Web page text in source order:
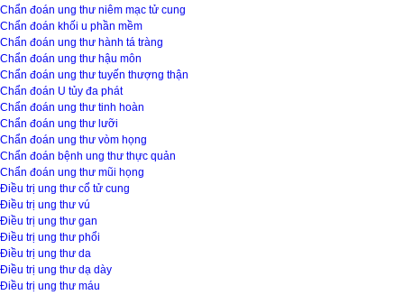
Chẩn đoán ung thư niêm mạc tử cung
Chẩn đoán khối u phần mềm
Chẩn đoán ung thư hành tá tràng
Chẩn đoán ung thư hậu môn
Chẩn đoán ung thư tuyến thượng thận
Chẩn đoán U tủy đa phát
Chẩn đoán ung thư tinh hoàn
Chẩn đoán ung thư lưỡi
Chẩn đoán ung thư vòm họng
Chẩn đoán bệnh ung thư thực quản
Chẩn đoán ung thư mũi họng
Điều trị ung thư cổ tử cung
Điều trị ung thư vú
Điều trị ung thư gan
Điều trị ung thư phổi
Điều trị ung thư da
Điều trị ung thư dạ dày
Điều trị ung thư máu